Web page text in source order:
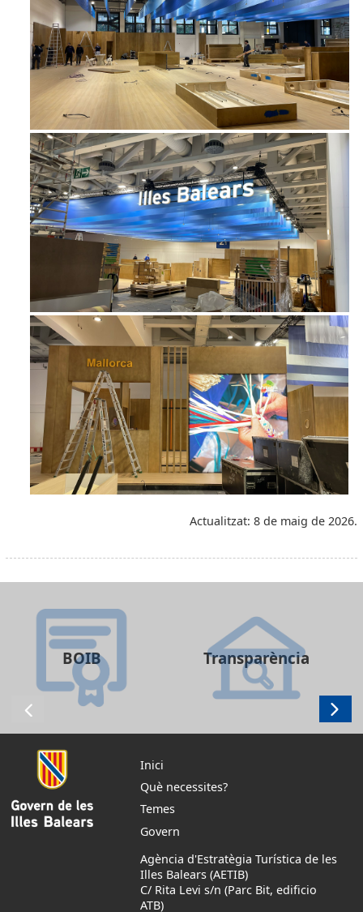
Actualitzat: 8 de maig de 2026.
BOIB Transparència
Inici
Què necessites?
Temes
Govern
Agència d'Estratègia Turística de les
Illes Balears (AETIB)
C/ Rita Levi s/n (Parc Bit, edificio
ATB)